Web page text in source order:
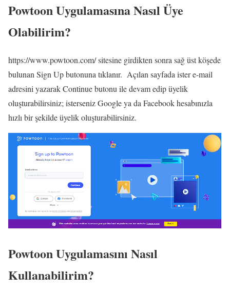
Powtoon Uygulamasına Nasıl Üye
Olabilirim?
https://www.powtoon.com/ sitesine girdikten sonra sağ üst köşede
bulunan Sign Up butonuna tıklanır. Açılan sayfada ister e-mail
adresini yazarak Continue butonu ile devam edip üyelik
oluşturabilirsiniz; isterseniz Google ya da Facebook hesabınızla
hızlı bir şekilde üyelik oluşturabilirsiniz.
Powtoon Uygulamasını Nasıl
Kullanabilirim?